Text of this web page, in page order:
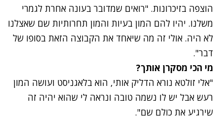
הוצפה בזיכרונות. "רואים שמדובר בעונה אחרת לגמרי
משלנו. יהיו להם המון בעיות והמון תחרותיות שם שאצלנו
לא היה. אולי זה מה שיאחד את הקבוצה הזאת בסופו של
דבר".
מי הכי מסקרן אותך?
"אלי זולטא נורא הדליק אותי, הוא בלאגניסט ועושה המון
רעש אבל יש לו נשמה טובה ונראה לי שהוא יהיה זה
שירגיע את כולם שם".